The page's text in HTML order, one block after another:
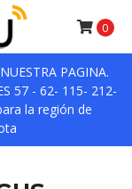
PAGINA.
57 - 62- 115- 212-
la región de
0